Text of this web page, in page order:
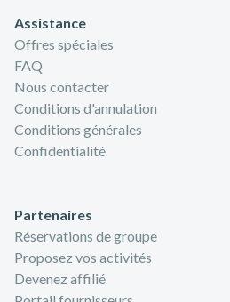
Assistance
Offres spéciales
FAQ
Nous contacter
Conditions d'annulation
Conditions générales
Confidentialité
Partenaires
Réservations de groupe
Proposez vos activités
Devenez affilié